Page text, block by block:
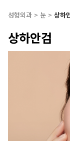
성형외과 > 눈 > 상하
상하안검